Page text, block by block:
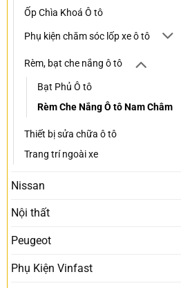
Ốp Chìa Khoá Ô tô
Phụ kiện chăm sóc lốp xe ô tô
Rèm, bạt che nắng ô tô
Bạt Phủ Ô tô
Rèm Che Nắng Ô tô Nam Châm
Thiết bị sửa chữa ô tô
Trang trí ngoài xe
Nissan
Nội thất
Peugeot
Phụ Kiện Vinfast